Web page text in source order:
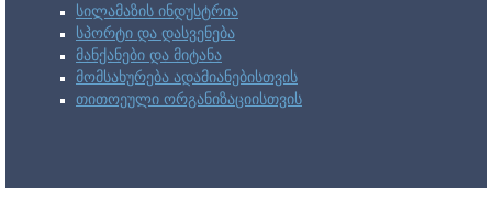
სილამაზის ინდუსტრია
სპორტი და დასვენება
მანქანები და მიტანა
მომსახურება ადამიანებისთვის
თითოეული ორგანიზაციისთვის